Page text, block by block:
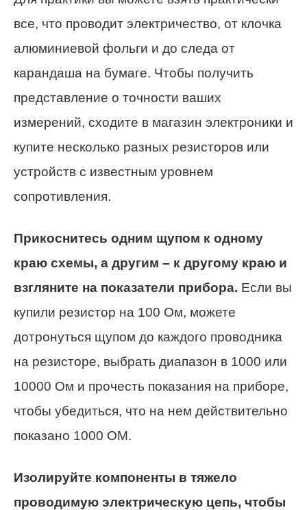
все, что проводит электричество, от клочка
алюминиевой фольги и до следа от
карандаша на бумаге. Чтобы получить
представление о точности ваших
измерений, сходите в магазин электроники и
купите несколько разных резисторов или
устройств с известным уровнем
сопротивления.
Прикоснитесь одним щупом к одному
краю схемы, а другим – к другому краю и
взгляните на показатели прибора. Если вы
купили резистор на 100 Ом, можете
дотронуться щупом до каждого проводника
на резисторе, выбрать диапазон в 1000 или
10000 Ом и прочесть показания на приборе,
чтобы убедиться, что на нем действительно
показано 1000 ОМ.
Изолируйте компоненты в тяжело
проводимую электрическую цепь, чтобы